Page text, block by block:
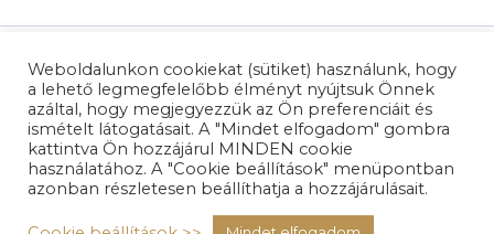
© 2026 A Kapcsolat-megmentő | Írj nekem >>
Biztonságos fizetésről a Barion gondoskodik
Adatvédelem|Cookie szabályzat
Weboldalunkon cookiekat (sütiket) használunk, hogy
a lehető legmegfelelőbb élményt nyújtsuk Önnek
azáltal, hogy megjegyezzük az Ön preferenciáit és
ismételt látogatásait. A "Mindet elfogadom" gombra
kattintva Ön hozzájárul MINDEN cookie
használatához. A "Cookie beállítások" menüpontban
azonban részletesen beállíthatja a hozzájárulásait.